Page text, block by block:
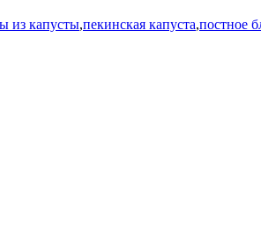
из капусты,пекинская капуста,постное